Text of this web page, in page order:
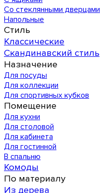
Со стеклянными дверцами
Напольные
Стиль
Классические
Скандинавский стиль
Назначение
Для посуды
Для коллекции
Для спортивных кубков
Помещение
Для кухни
Для столовой
Для кабинета
Для гостинной
В спальню
Комоды
По материалу
Из дерева